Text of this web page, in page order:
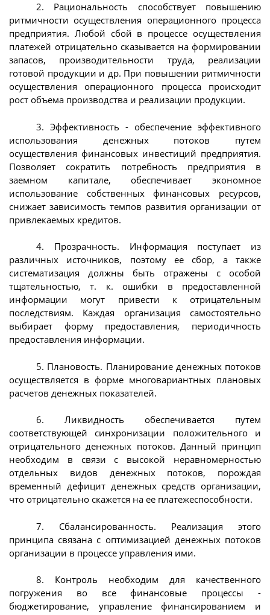
2. Рациональность способствует повышению
ритмичности осуществления операционного процесса
предприятия. Любой сбой в процессе осуществления
платежей отрицательно сказывается на формировании
запасов, производительности труда, реализации
готовой продукции и др. При повышении ритмичности
осуществления операционного процесса происходит
рост объема производства и реализации продукции.
3. Эффективность - обеспечение эффективного
использования денежных потоков путем
осуществления финансовых инвестиций предприятия.
Позволяет сократить потребность предприятия в
заемном капитале, обеспечивает экономное
использование собственных финансовых ресурсов,
снижает зависимость темпов развития организации от
привлекаемых кредитов.
4. Прозрачность. Информация поступает из
различных источников, поэтому ее сбор, а также
систематизация должны быть отражены с особой
тщательностью, т. к. ошибки в предоставленной
информации могут привести к отрицательным
последствиям. Каждая организация самостоятельно
выбирает форму предоставления, периодичность
предоставления информации.
5. Плановость. Планирование денежных потоков
осуществляется в форме многовариантных плановых
расчетов денежных показателей.
6. Ликвидность обеспечивается путем
соответствующей синхронизации положительного и
отрицательного денежных потоков. Данный принцип
необходим в связи с высокой неравномерностью
отдельных видов денежных потоков, порождая
временный дефицит денежных средств организации,
что отрицательно скажется на ее платежеспособности.
7. Сбалансированность. Реализация этого
принципа связана с оптимизацией денежных потоков
организации в процессе управления ими.
8. Контроль необходим для качественного
погружения во все финансовые процессы -
бюджетирование, управление финансированием и